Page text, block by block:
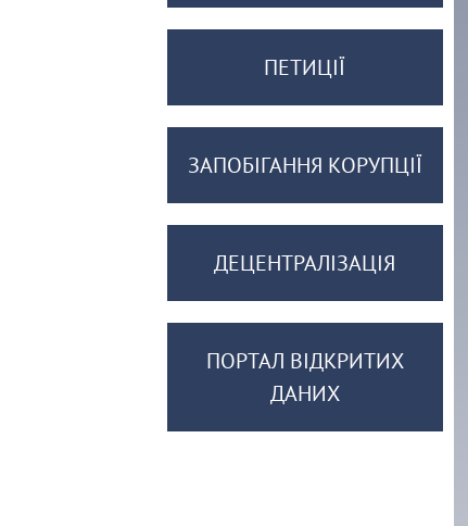
ПЕТИЦІЇ
ЗАПОБІГАННЯ КОРУПЦІЇ
ДЕЦЕНТРАЛІЗАЦІЯ
ПОРТАЛ ВІДКРИТИХ
ДАНИХ